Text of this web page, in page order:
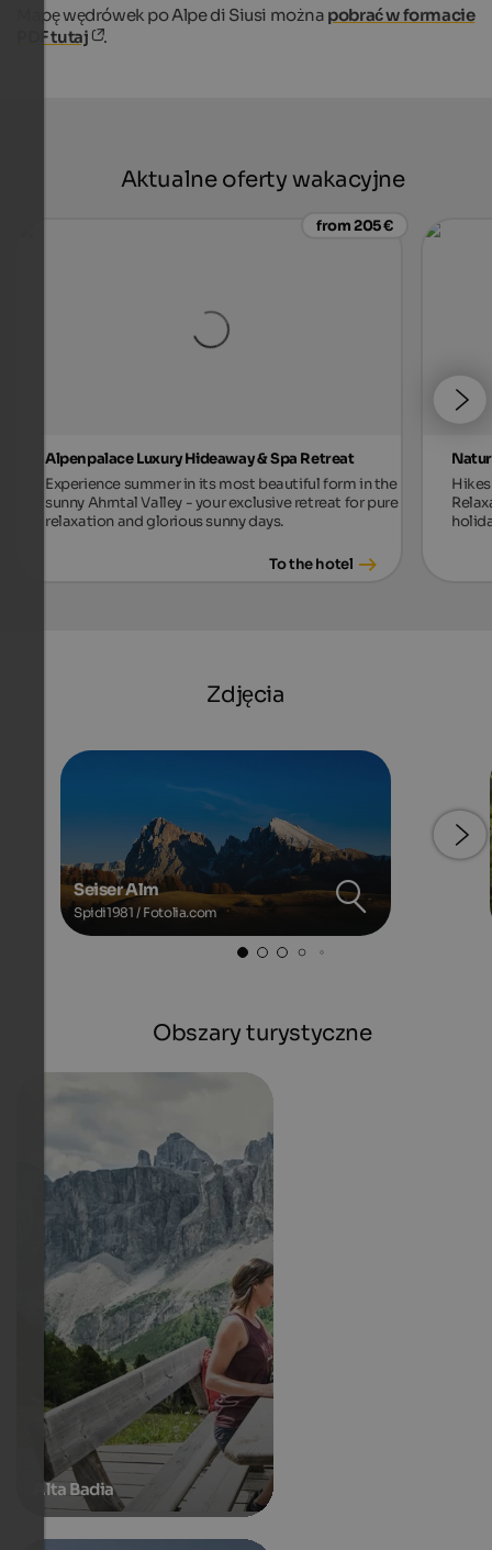
Mapę wędrówek po Alpe di Siusi można pobrać w formacie
PDF tutaj
.
Aktualne oferty wakacyjne
from 205 €
Alpenpalace Luxury Hideaway & Spa Retreat
Experience summer in its most beautiful form in the
sunny Ahrntal Valley - your exclusive retreat for pure
relaxation and glorious sunny days.
To the hotel
Zdjęcia
Seiser Alm
Spidi1981 / Fotolia.com
Obszary turystyczne
Alta Badia